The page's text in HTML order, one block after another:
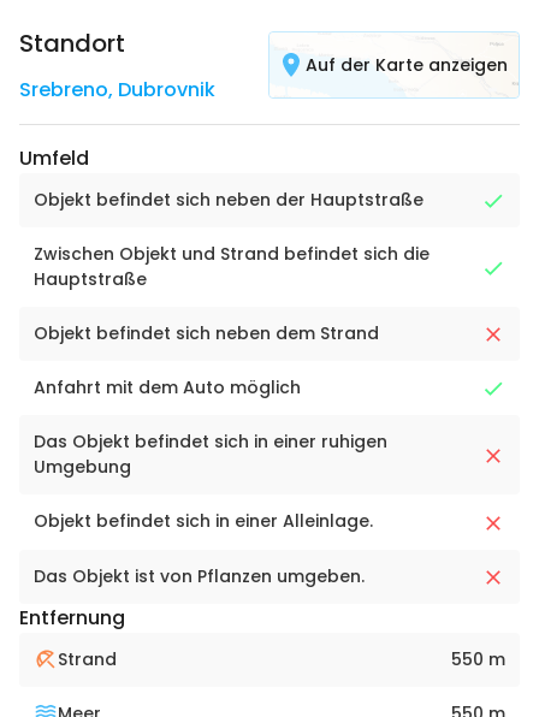
Standort
Srebreno, Dubrovnik
Auf der Karte anzeigen
Umfeld
Objekt befindet sich neben der Hauptstraße
Zwischen Objekt und Strand befindet sich die
Hauptstraße
Objekt befindet sich neben dem Strand
Anfahrt mit dem Auto möglich
Das Objekt befindet sich in einer ruhigen
Umgebung
Objekt befindet sich in einer Alleinlage.
Das Objekt ist von Pflanzen umgeben.
Entfernung
Strand 550 m